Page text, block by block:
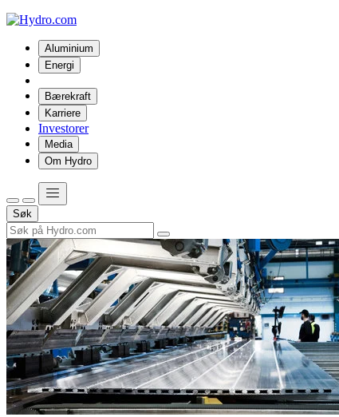
Aluminium
Energi
Bærekraft
Karriere
Investorer
Media
Om Hydro
Søk